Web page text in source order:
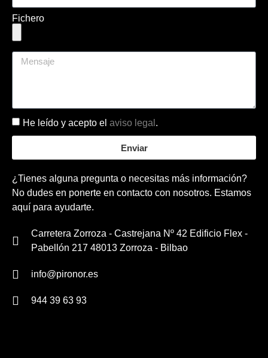
Fichero
He leído y acepto el aviso legal .
Enviar
¿Tienes alguna pregunta o necesitas más información?
No dudes en ponerte en contacto con nosotros. Estamos
aquí para ayudarte.
Carretera Zorroza - Castrejana Nº 42 Edificio Flex -
Pabellón 217 48013 Zorroza - Bilbao
info@pironor.es
944 39 63 93